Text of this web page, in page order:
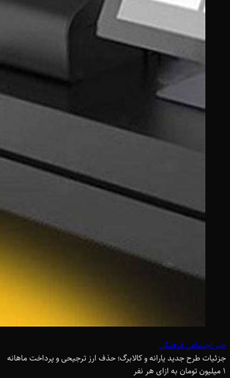
خبر اجتماعی فرهنگی
جزئیات طرح جدید یارانه و کالابرگ؛ حذف ارز ترجیحی و پرداخت ماهانه
1 میلیون تومان به ازای هر نفر